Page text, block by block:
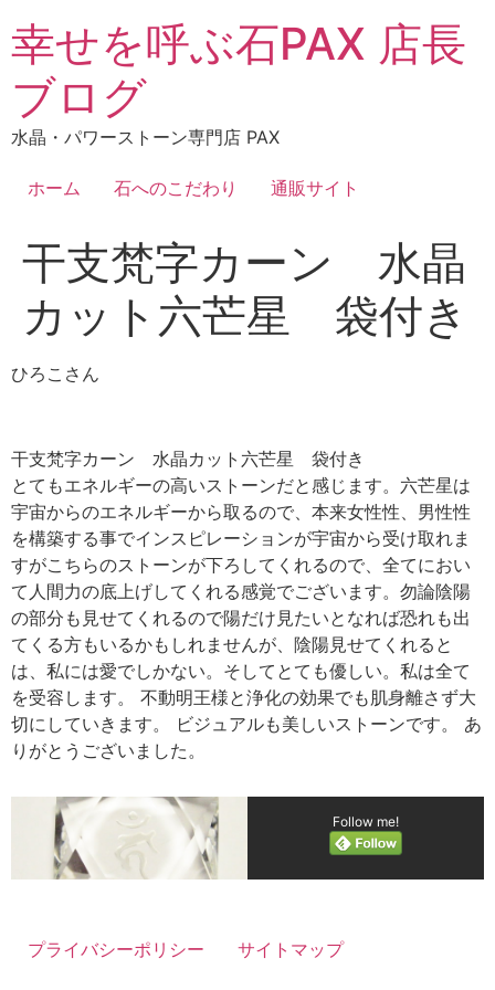
ン
ン
に
幸せを呼ぶ石PAX 店長
ブログ
水晶・パワーストーン専門店 PAX
ホーム 石へのこだわり 通販サイト
干支梵字カーン 水晶
カット六芒星 袋付き
ひろこさん
干支梵字カーン 水晶カット六芒星 袋付き
とてもエネルギーの高いストーンだと感じます。六芒星は
宇宙からのエネルギーから取るので、本来女性性、男性性
を構築する事でインスピレーションが宇宙から受け取れま
すがこちらのストーンが下ろしてくれるので、全てにおい
て人間力の底上げしてくれる感覚でございます。勿論陰陽
の部分も見せてくれるので陽だけ見たいとなれば恐れも出
てくる方もいるかもしれませんが、陰陽見せてくれると
は、私には愛でしかない。そしてとても優しい。私は全て
を受容します。 不動明王様と浄化の効果でも肌身離さず大
切にしていきます。 ビジュアルも美しいストーンです。 あ
りがとうございました。
Follow me!
プライバシーポリシー サイトマップ